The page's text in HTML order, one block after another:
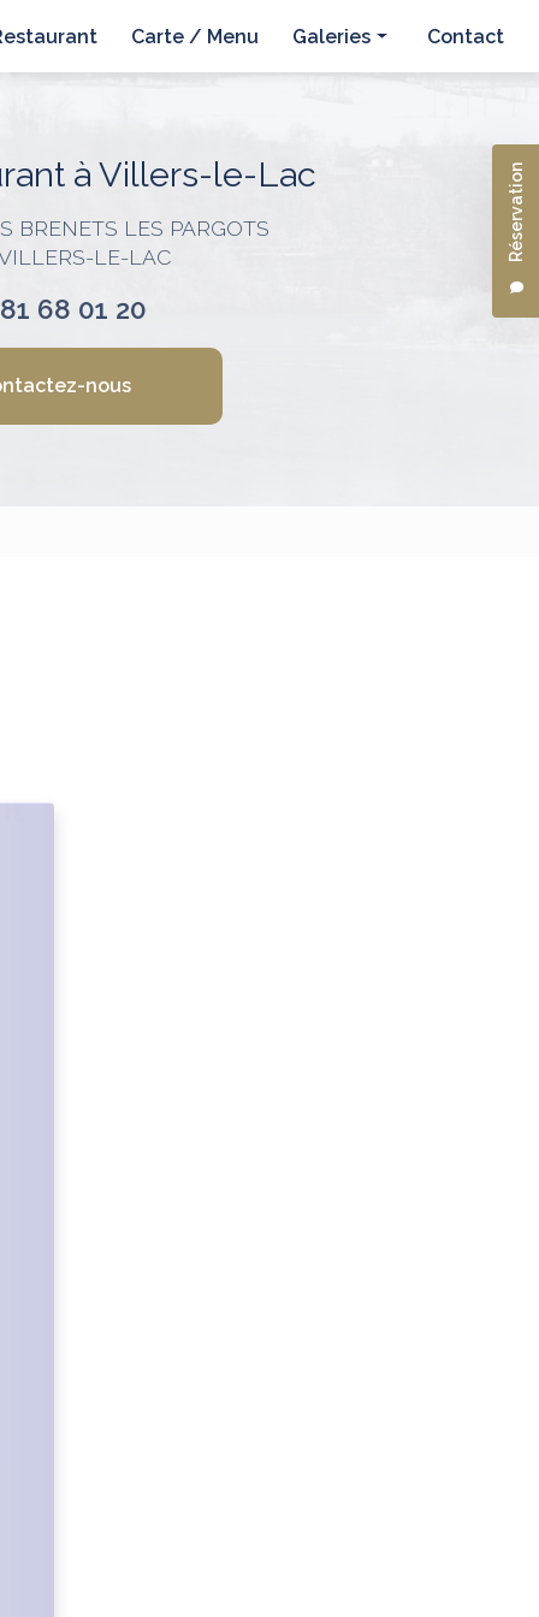
Réservation
Carte / Menu Galeries Contact
à Villers-le-Lac
BRENETS LES PARGOTS
LE-LAC
68 01 20
nous